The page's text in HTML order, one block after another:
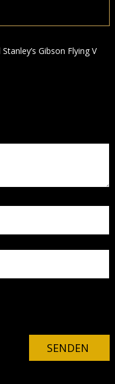
Gibson Flying V
SENDEN